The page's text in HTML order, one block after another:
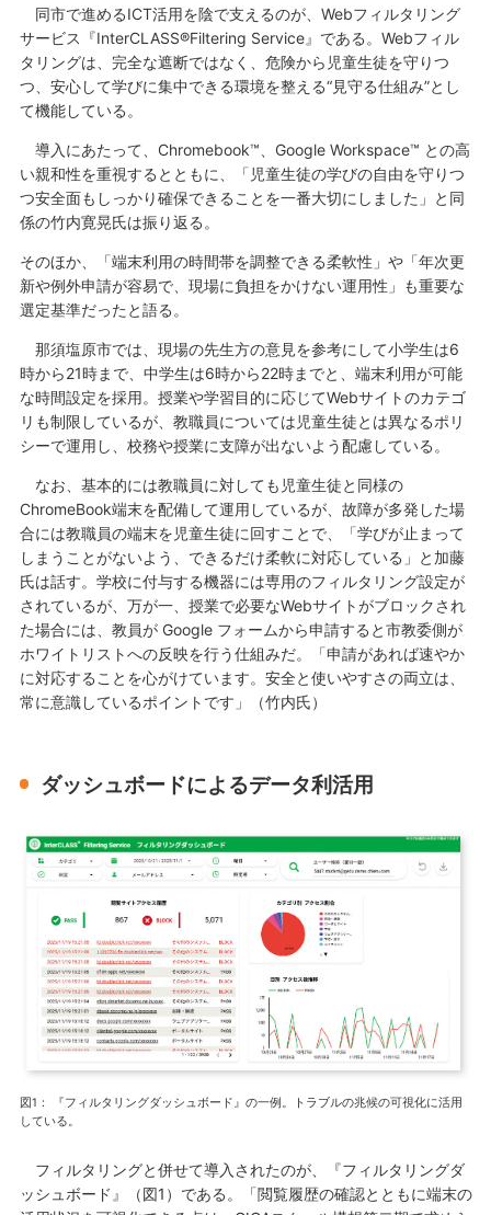
同市で進めるICT活用を陰で支えるのが、Webフィルタリング
サービス『InterCLASS®Filtering Service』である。Webフィル
タリングは、完全な遮断ではなく、危険から児童生徒を守りつ
つ、安心して学びに集中できる環境を整える“見守る仕組み”とし
て機能している。
導入にあたって、Chromebook™、Google Workspace™ との高
い親和性を重視するとともに、「児童生徒の学びの自由を守りつ
つ安全面もしっかり確保できることを一番大切にしました」と同
係の竹内寛晃氏は振り返る。
そのほか、「端末利用の時間帯を調整できる柔軟性」や「年次更
新や例外申請が容易で、現場に負担をかけない運用性」も重要な
選定基準だったと語る。
那須塩原市では、現場の先生方の意見を参考にして小学生は6
時から21時まで、中学生は6時から22時までと、端末利用が可能
な時間設定を採用。授業や学習目的に応じてWebサイトのカテゴ
リも制限しているが、教職員については児童生徒とは異なるポリ
シーで運用し、校務や授業に支障が出ないよう配慮している。
なお、基本的には教職員に対しても児童生徒と同様の
ChromeBook端末を配備して運用しているが、故障が多発した場
合には教職員の端末を児童生徒に回すことで、「学びが止まって
しまうことがないよう、できるだけ柔軟に対応している」と加藤
氏は話す。学校に付与する機器には専用のフィルタリング設定が
されているが、万が一、授業で必要なWebサイトがブロックされ
た場合には、教員が Google フォームから申請すると市教委側が
ホワイトリストへの反映を行う仕組みだ。「申請があれば速やか
に対応することを心がけています。安全と使いやすさの両立は、
常に意識しているポイントです」（竹内氏）
ダッシュボードによるデータ利活用
図1： 『フィルタリングダッシュボード』の一例。トラブルの兆候の可視化に活用
している。
フィルタリングと併せて導入されたのが、『フィルタリングダ
ッシュボード』（図1）である。「閲覧履歴の確認とともに端末の